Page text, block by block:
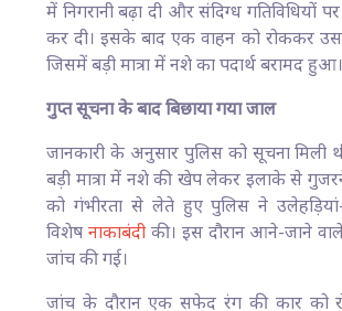
में निगरानी बढ़ा दी और संदिग्ध गतिविधियों
कर दी। इसके बाद एक वाहन को रोककर
जिसमें बड़ी मात्रा में नशे का पदार्थ बरामद हुआ।
गुप्त सूचना के बाद बिछाया गया जाल
जानकारी के अनुसार पुलिस को सूचना मिली
बड़ी मात्रा में नशे की खेप लेकर इलाके से
को गंभीरता से लेते हुए पुलिस ने उलेहड़ियां-
विशेष नाकाबंदी की। इस दौरान आने-जाने
जांच की गई।
जांच के दौरान एक सफेद रंग की कार को